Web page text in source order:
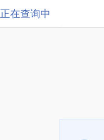
正在查询中